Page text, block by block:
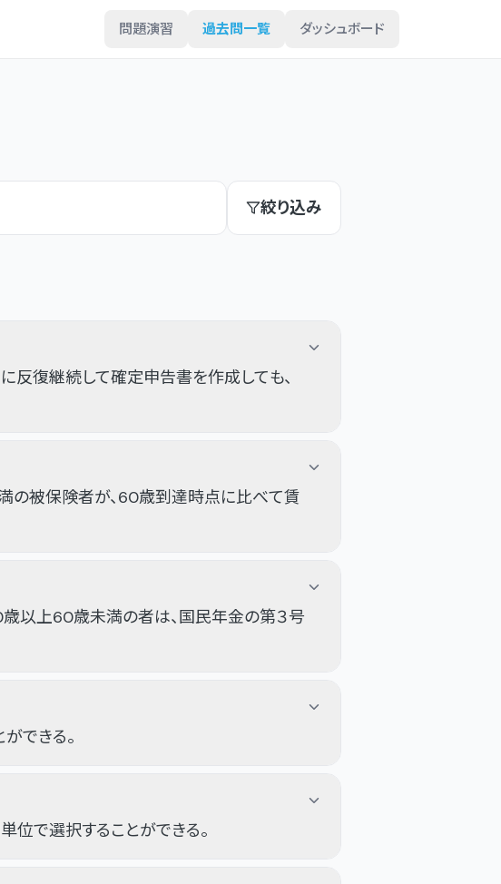
問題演習 過去問一覧 ダッシュボード
絞り込み
反復継続して確定申告書を作成しても、
の被保険者が、60歳到達時点に比べて賃
以上60歳未満の者は、国民年金の第３号
できる。
で選択することができる。